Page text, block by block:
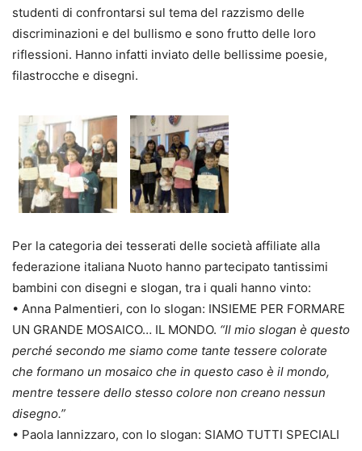
studenti di confrontarsi sul tema del razzismo delle
discriminazioni e del bullismo e sono frutto delle loro
riflessioni. Hanno infatti inviato delle bellissime poesie,
filastrocche e disegni.
Per la categoria dei tesserati delle società affiliate alla
federazione italiana Nuoto hanno partecipato tantissimi
bambini con disegni e slogan, tra i quali hanno vinto:
• Anna Palmentieri, con lo slogan: INSIEME PER FORMARE
UN GRANDE MOSAICO… IL MONDO. “Il mio slogan è questo
perché secondo me siamo come tante tessere colorate
che formano un mosaico che in questo caso è il mondo,
mentre tessere dello stesso colore non creano nessun
disegno.”
• Paola Iannizzaro, con lo slogan: SIAMO TUTTI SPECIALI